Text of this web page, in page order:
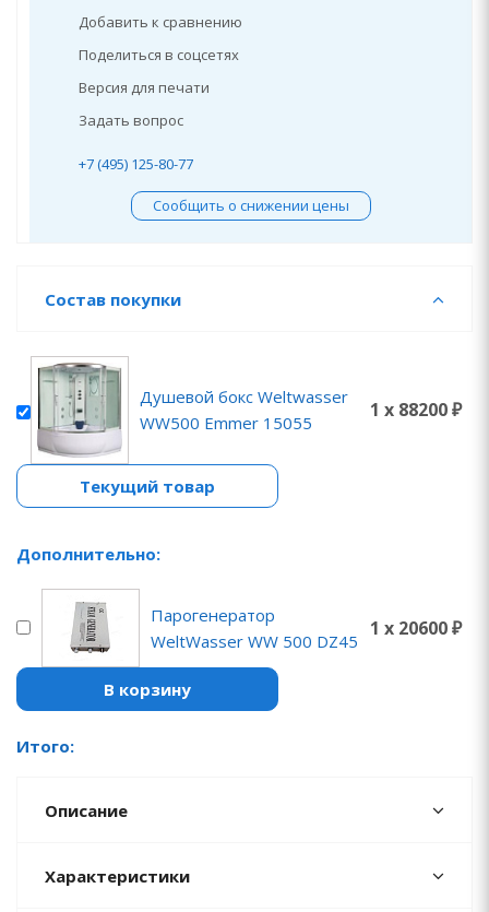
Добавить к сравнению
Поделиться в соцсетях
Версия для печати
Задать вопрос
+7 (495) 125-80-77
Сообщить о снижении цены
Состав покупки
Душевой бокс Weltwasser
WW500 Emmer 15055
1 x 88200 ₽
Текущий товар
Дополнительно:
Парогенератор
WeltWasser WW 500 DZ45
1 x 20600 ₽
В корзину
Итого:
Описание
Характеристики